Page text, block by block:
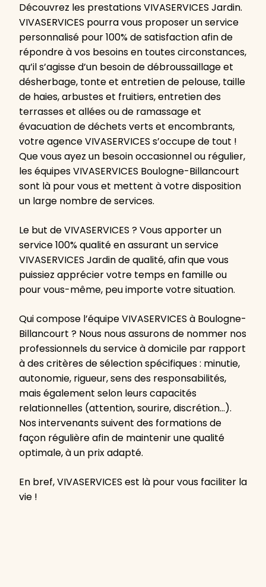
Découvrez les prestations VIVASERVICES Jardin.
VIVASERVICES pourra vous proposer un service
personnalisé pour 100% de satisfaction afin de
répondre à vos besoins en toutes circonstances,
qu’il s’agisse d’un besoin de débroussaillage et
désherbage, tonte et entretien de pelouse, taille
de haies, arbustes et fruitiers, entretien des
terrasses et allées ou de ramassage et
évacuation de déchets verts et encombrants,
votre agence VIVASERVICES s’occupe de tout !
Que vous ayez un besoin occasionnel ou régulier,
les équipes VIVASERVICES Boulogne-Billancourt
sont là pour vous et mettent à votre disposition
un large nombre de services.
Le but de VIVASERVICES ? Vous apporter un
service 100% qualité en assurant un service
VIVASERVICES Jardin de qualité, afin que vous
puissiez apprécier votre temps en famille ou
pour vous-même, peu importe votre situation.
Qui compose l’équipe VIVASERVICES à Boulogne-
Billancourt ? Nous nous assurons de nommer nos
professionnels du service à domicile par rapport
à des critères de sélection spécifiques : minutie,
autonomie, rigueur, sens des responsabilités,
mais également selon leurs capacités
relationnelles (attention, sourire, discrétion…).
Nos intervenants suivent des formations de
façon régulière afin de maintenir une qualité
optimale, à un prix adapté.
En bref, VIVASERVICES est là pour vous faciliter la
vie !